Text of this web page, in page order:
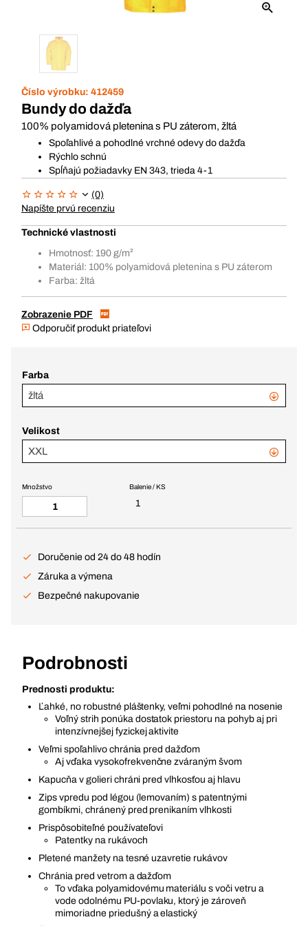
Číslo výrobku: 412459
Bundy do dažďa
100% polyamidová pletenina s PU záterom, žltá
Spoľahlivé a pohodlné vrchné odevy do dažďa
Rýchlo schnú
Spĺňajú požiadavky EN 343, trieda 4-1
(0)
Napíšte prvú recenziu
Technické vlastnosti
Hmotnosť: 190 g/m²
Materiál: 100% polyamidová pletenina s PU záterom
Farba: žltá
Zobrazenie PDF
Odporučiť produkt priateľovi
Farba
žltá
Velikost
XXL
Balenie / KS
1
Množstvo
Doručenie od 24 do 48 hodín
Záruka a výmena
Bezpečné nakupovanie
Podrobnosti
Prednosti produktu:
Ľahké, no robustné pláštenky, veľmi pohodlné na nosenie
Voľný strih ponúka dostatok priestoru na pohyb aj pri
intenzívnejšej fyzickej aktivite
Veľmi spoľahlivo chránia pred dažďom
Aj vďaka vysokofrekvenčne zváraným švom
Kapucňa v golieri chráni pred vlhkosťou aj hlavu
Zips vpredu pod légou (lemovaním) s patentnými
gombíkmi, chránený pred prenikaním vlhkosti
Prispôsobiteľné používateľovi
Patentky na rukávoch
Pletené manžety na tesné uzavretie rukávov
Chránia pred vetrom a dažďom
To vďaka polyamidovému materiálu s voči vetru a
vode odolnému PU-povlaku, ktorý je zároveň
mimoriadne priedušný a elastický